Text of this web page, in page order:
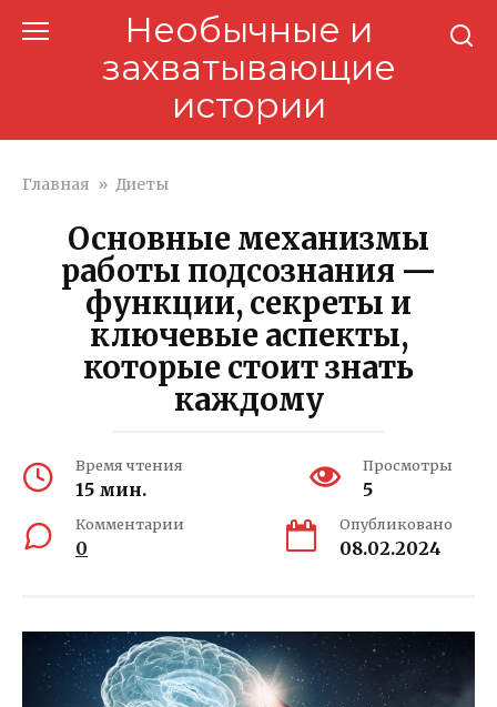
Необычные и
захватывающие
истории
Главная » Диеты
Основные механизмы
работы подсознания —
функции, секреты и
ключевые аспекты,
которые стоит знать
каждому
Время чтения
15 мин.
Просмотры
5
Комментарии
0
Опубликовано
08.02.2024